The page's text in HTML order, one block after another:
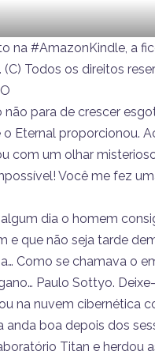
na #AmazonKindle, a
(C) Todos os direitos
para de crescer
Eternal proporcionou.
com um olhar
Você me fez
dia o homem
e que não seja tarde
Como se chamava o
Paulo Sottyo.
na nuvem cibernética
anda boa depois dos
Titan e herdou